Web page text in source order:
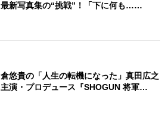
最新写真集の“挑戦”！「下に何も……
倉悠貴の「人生の転機になった」真田広之
主演・プロデュース『SHOGUN 将軍…